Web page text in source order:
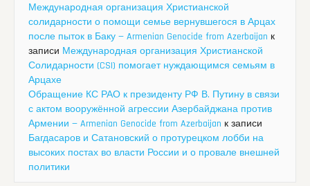
Международная организация Христианской
солидарности о помощи семье вернувшегося в Арцах
после пыток в Баку — Armenian Genocide from Azerbaijan к
записи Международная организация Христианской
Солидарности (CSI) помогает нуждающимся семьям в
Арцахе
Обращение КС РАО к президенту РФ В. Путину в связи
с актом вооружённой агрессии Азербайджана против
Армении — Armenian Genocide from Azerbaijan к записи
Багдасаров и Сатановский о протурецком лобби на
высоких постах во власти России и о провале внешней
политики